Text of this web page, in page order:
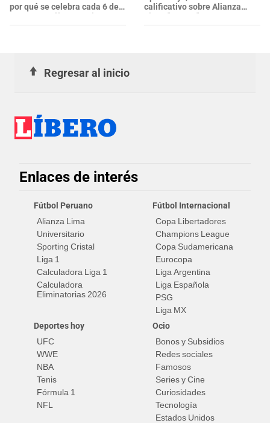
por qué se celebra cada 6 de
agosto y cuál es su origen
calificativo sobre Alianza
Lima: "Es un..."
Regresar al inicio
Enlaces de interés
Fútbol Peruano
Alianza Lima
Universitario
Sporting Cristal
Liga 1
Calculadora Liga 1
Calculadora
Eliminatorias 2026
Fútbol Internacional
Copa Libertadores
Champions League
Copa Sudamericana
Eurocopa
Liga Argentina
Liga Española
PSG
Liga MX
Deportes hoy
UFC
WWE
NBA
Tenis
Fórmula 1
NFL
Ocio
Bonos y Subsidios
Redes sociales
Famosos
Series y Cine
Curiosidades
Tecnología
Estados Unidos